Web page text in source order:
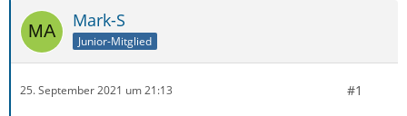
Mark-S
Junior-Mitglied
25. September 2021 um 21:13 #1